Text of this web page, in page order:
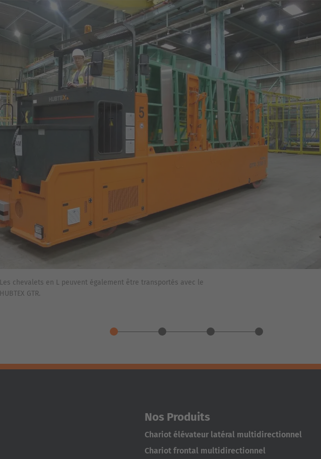
Les chevalets en L peuvent également être transportés avec le
HUBTEX GTR.
Nos Produits
Chariot élévateur latéral multidirectionnel
Chariot frontal multidirectionnel